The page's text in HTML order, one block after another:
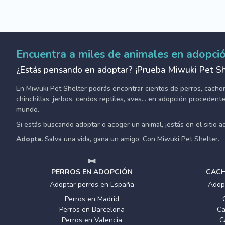
Encuentra a miles de animales en
¿Estás pensando en adoptar? ¡Prueba Miwuki Pet
En Miwuki Pet Shelter podrás encontrar cientos de perros,
chinchillas, jerbos, cerdos reptiles, aves... en adopción
mundo.
Si estás buscando adoptar o acoger un animal, ¡estás en el sitio
Adopta. Salva una vida, gana un amigo. Con Miwuki Pet Shelter.
PERROS EN ADOPCIÓN
Adoptar perros en España
Perros en Madrid
Perros en Barcelona
Perros en Valencia